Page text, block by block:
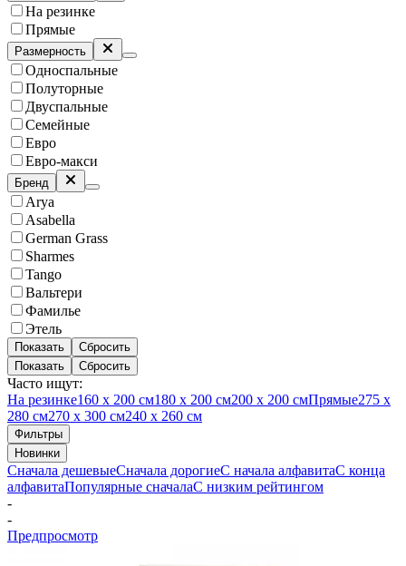
На резинке
Прямые
Размерность
Односпальные
Полуторные
Двуспальные
Семейные
Евро
Евро-макси
Бренд
Arya
Asabella
German Grass
Sharmes
Tango
Вальтери
Фамилье
Этель
Показать
Сбросить
Показать
Сбросить
Часто ищут:
На резинке160 х 200 см180 х 200 см200 х 200 смПрямые275 х
280 см270 х 300 см240 х 260 см
Фильтры
Новинки
Сначала дешевыеСначала дорогиеС начала алфавитаС конца
алфавитаПопулярные сначалаС низким рейтингом
-
-
Предпросмотр